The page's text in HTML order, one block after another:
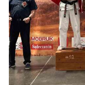
GALERİ
VİDEO
YAZARLAR
BİZE
ULAŞIN